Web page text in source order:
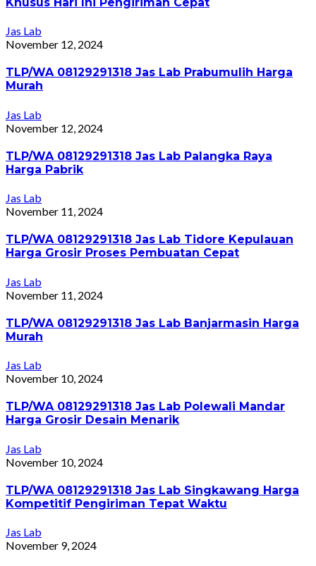
Jas Lab
November 12, 2024
TLP/WA 08129291318 Jas Lab Prabumulih Harga
Murah
Jas Lab
November 12, 2024
TLP/WA 08129291318 Jas Lab Palangka Raya
Harga Pabrik
Jas Lab
November 11, 2024
TLP/WA 08129291318 Jas Lab Tidore Kepulauan
Harga Grosir Proses Pembuatan Cepat
Jas Lab
November 11, 2024
TLP/WA 08129291318 Jas Lab Banjarmasin Harga
Murah
Jas Lab
November 10, 2024
TLP/WA 08129291318 Jas Lab Polewali Mandar
Harga Grosir Desain Menarik
Jas Lab
November 10, 2024
TLP/WA 08129291318 Jas Lab Singkawang Harga
Kompetitif Pengiriman Tepat Waktu
Jas Lab
November 9, 2024